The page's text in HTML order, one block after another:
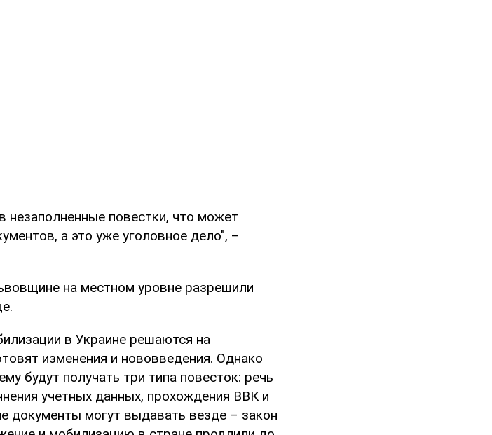
незаполненные повестки, что может
а это уже уголовное дело", –
на местном уровне разрешили
в Украине решаются на
изменения и нововведения. Однако
будут получать три типа повесток: речь
учетных данных, прохождения ВВК и
документы могут выдавать везде – закон